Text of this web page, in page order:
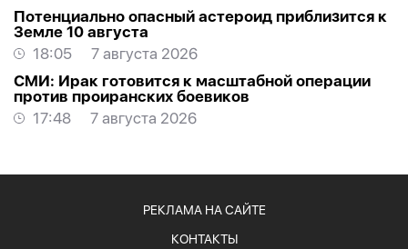
Потенциально опасный астероид приблизится к
Земле 10 августа
18:05
7 августа 2026
СМИ: Ирак готовится к масштабной операции
против проиранских боевиков
17:48
7 августа 2026
РЕКЛАМА НА САЙТЕ
КОНТАКТЫ